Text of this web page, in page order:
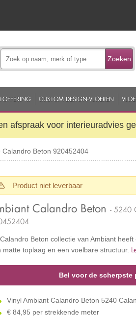
Zoeken
CUSTOM DESIGN-VLOEREN
afspraak voor interieuradvies
Beton 920452404
Product niet leverbaar
Calandro Beton - 5240
Beton collectie van Ambiant heeft
matte toplaag en een voelbare structuur.
Bel voor de scherpste
Vinyl Ambiant Calandro Beton 5240
€ 84,95 per strekkende meter